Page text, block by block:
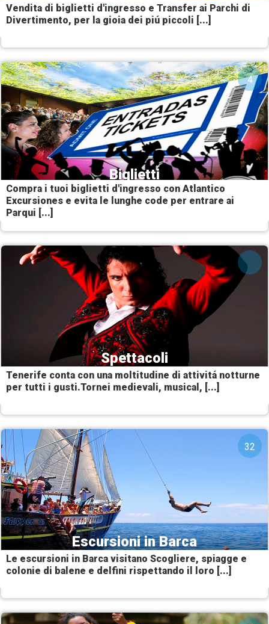
Vendita di biglietti d'ingresso e Transfer ai Parchi di
Divertimento, per la gioia dei piú piccoli [...]
4
Biglietti
Compra i tuoi biglietti d'ingresso con Atlantico
Excursiones e evita le lunghe code per entrare ai
Parqui [...]
Spettacoli
Tenerife conta con una moltitudine di attivitá notturne
per tutti i gusti.Tornei medievali, musical, [...]
32
Escursioni in Barca
Le escursioni in Barca visitano Scogliere, spiagge e
colonie di balene e delfini rispettando il loro [...]